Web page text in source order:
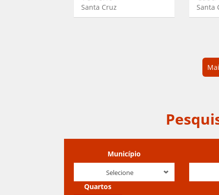
Santa Cruz Santa
Município
Selecione
Quartos